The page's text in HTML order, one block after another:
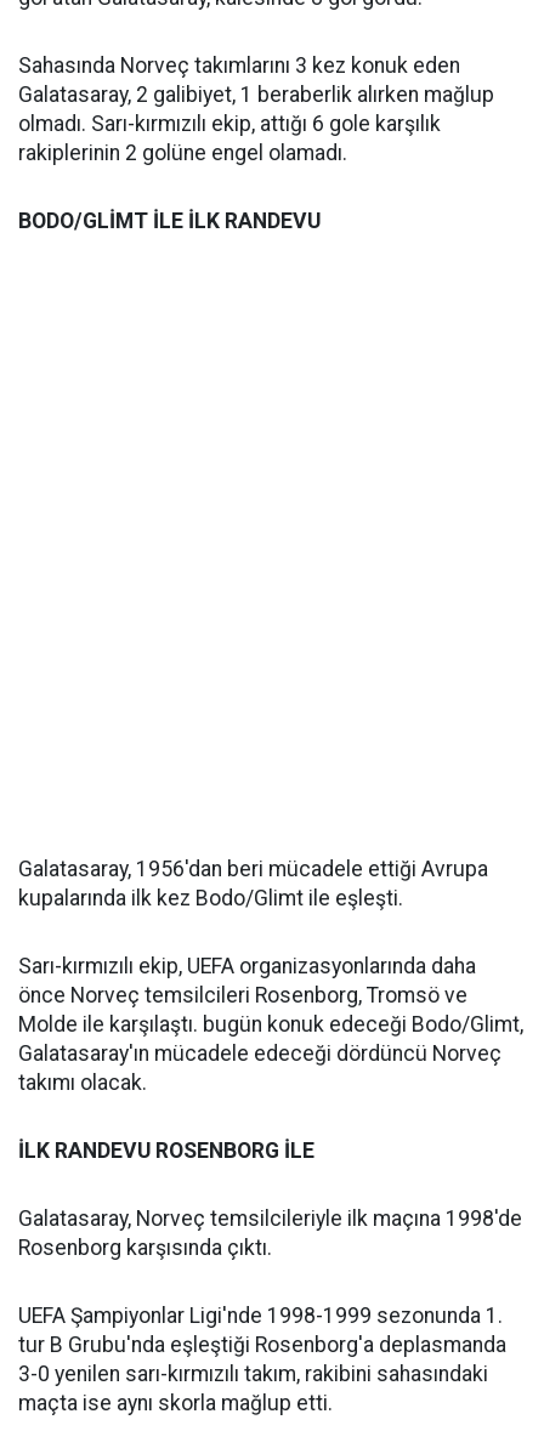
Sahasında Norveç takımlarını 3 kez konuk eden
Galatasaray, 2 galibiyet, 1 beraberlik alırken mağlup
olmadı. Sarı-kırmızılı ekip, attığı 6 gole karşılık
rakiplerinin 2 golüne engel olamadı.
BODO/GLİMT İLE İLK RANDEVU
Galatasaray, 1956'dan beri mücadele ettiği Avrupa
kupalarında ilk kez Bodo/Glimt ile eşleşti.
Sarı-kırmızılı ekip, UEFA organizasyonlarında daha
önce Norveç temsilcileri Rosenborg, Tromsö ve
Molde ile karşılaştı. bugün konuk edeceği Bodo/Glimt,
Galatasaray'ın mücadele edeceği dördüncü Norveç
takımı olacak.
İLK RANDEVU ROSENBORG İLE
Galatasaray, Norveç temsilcileriyle ilk maçına 1998'de
Rosenborg karşısında çıktı.
UEFA Şampiyonlar Ligi'nde 1998-1999 sezonunda 1.
tur B Grubu'nda eşleştiği Rosenborg'a deplasmanda
3-0 yenilen sarı-kırmızılı takım, rakibini sahasındaki
maçta ise aynı skorla mağlup etti.